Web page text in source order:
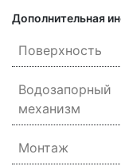
Дополнительная
Поверхность
Водозапорный
механизм
Монтаж